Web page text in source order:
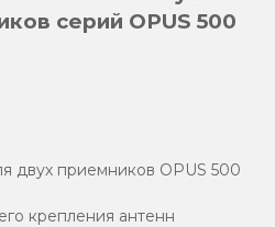
серий OPUS 500
двух приемников OPUS 500
крепления антенн